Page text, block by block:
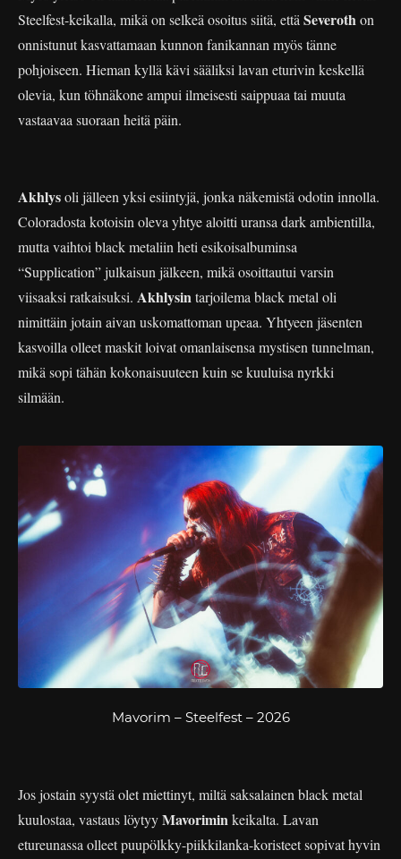
Steelfest-keikalla, mikä on selkeä osoitus siitä, että Severoth on
onnistunut kasvattamaan kunnon fanikannan myös tänne
pohjoiseen. Hieman kyllä kävi sääliksi lavan eturivin keskellä
olevia, kun töhnäkone ampui ilmeisesti saippuaa tai muuta
vastaavaa suoraan heitä päin.
Akhlysoli jälleen yksi esiintyjä, jonka näkemistä odotin innolla.
Coloradosta kotoisin oleva yhtye aloitti uransa dark ambientilla,
mutta vaihtoi black metaliin heti esikoisalbuminsa
“Supplication” julkaisun jälkeen, mikä osoittautui varsin
viisaaksi ratkaisuksi. Akhlysin tarjoilema black metal oli
nimittäin jotain aivan uskomattoman upeaa. Yhtyeen jäsenten
kasvoilla olleet maskit loivat omanlaisensa mystisen tunnelman,
mikä sopi tähän kokonaisuuteen kuin se kuuluisa nyrkki
silmään.
Mavorim – Steelfest – 2026
Jos jostain syystä olet miettinyt, miltä saksalainen black metal
kuulostaa, vastaus löytyyMavoriminkeikalta. Lavan
etureunassa olleet puupölkky-piikkilanka-koristeet sopivat hyvin